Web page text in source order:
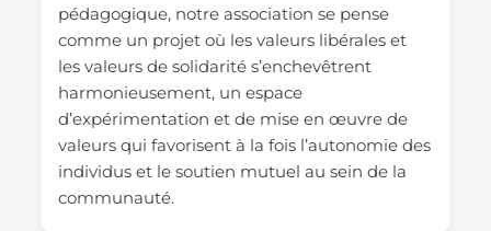
pédagogique, notre association se pense
comme un projet où les valeurs libérales et
les valeurs de solidarité s’enchevêtrent
harmonieusement, un espace
d’expérimentation et de mise en œuvre de
valeurs qui favorisent à la fois l’autonomie des
individus et le soutien mutuel au sein de la
communauté.